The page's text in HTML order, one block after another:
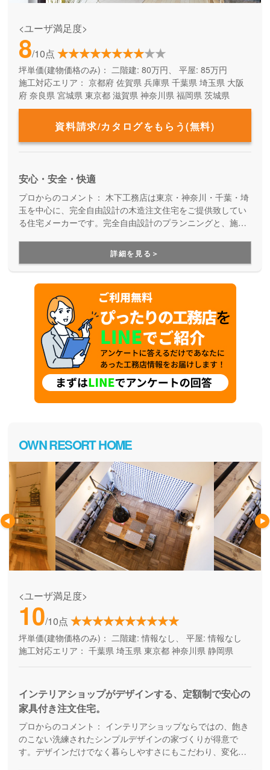
<ユーザ満足度>
8/10点
坪単価(建物価格のみ)： 二階建: 80万円、 平屋: 85万円
施工対応エリア： 京都府 佐賀県 兵庫県 千葉県 埼玉県 大阪
府 奈良県 宮城県 東京都 滋賀県 神奈川県 福岡県 茨城県
資料請求/カタログをもらう(無料)
安心・安全・快適
プロからのコメント： 木下工務店は東京・神奈川・千葉・埼
玉を中心に、完全自由設計の木造注文住宅をご提供致してい
る住宅メーカーです。完全自由設計のプランニングと、施工
かだからこそ叶えらえる「完全自由設計」の注文住宅を実現
できます。性能や保証も万全なので安心です。
詳細を見る＞
OWN RESORT HOME
<ユーザ満足度>
10/10点
坪単価(建物価格のみ)： 二階建: 情報なし、 平屋: 情報なし
施工対応エリア： 千葉県 埼玉県 東京都 神奈川県 静岡県
インテリアショップがデザインする、定額制で安心の
家具付き注文住宅。
プロからのコメント： インテリアショップならではの、飽き
のこない洗練されたシンプルデザインの家づくりが得意で
す。デザインだけでなく暮らしやすさにもこだわり、変化し